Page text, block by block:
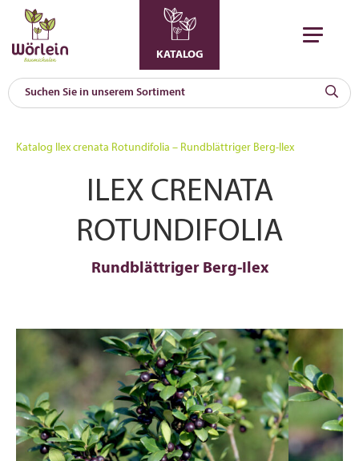
KATALOG
Katalog Ilex crenata Rotundifolia – Rundblättriger Berg-Ilex
ILEX CRENATA
ROTUNDIFOLIA
Rundblättriger Berg-Ilex